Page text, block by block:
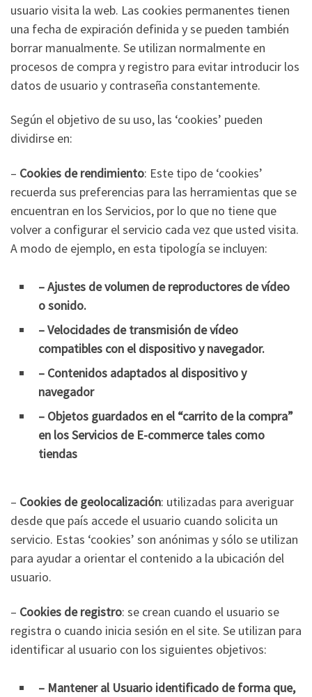
usuario visita la web. Las cookies permanentes tienen
una fecha de expiración definida y se pueden también
borrar manualmente. Se utilizan normalmente en
procesos de compra y registro para evitar introducir los
datos de usuario y contraseña constantemente.
Según el objetivo de su uso, las ‘cookies’ pueden
dividirse en:
– Cookies de rendimiento: Este tipo de ‘cookies’
recuerda sus preferencias para las herramientas que se
encuentran en los Servicios, por lo que no tiene que
volver a configurar el servicio cada vez que usted visita.
A modo de ejemplo, en esta tipología se incluyen:
– Ajustes de volumen de reproductores de vídeo
o sonido.
– Velocidades de transmisión de vídeo
compatibles con el dispositivo y navegador.
– Contenidos adaptados al dispositivo y
navegador
– Objetos guardados en el “carrito de la compra”
en los Servicios de E-commerce tales como
tiendas
– Cookies de geolocalización: utilizadas para averiguar
desde que país accede el usuario cuando solicita un
servicio. Estas ‘cookies’ son anónimas y sólo se utilizan
para ayudar a orientar el contenido a la ubicación del
usuario.
– Cookies de registro: se crean cuando el usuario se
registra o cuando inicia sesión en el site. Se utilizan para
identificar al usuario con los siguientes objetivos:
– Mantener al Usuario identificado de forma que,